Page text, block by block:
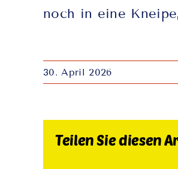
noch in eine
30. April 2026
Teilen Sie diesen